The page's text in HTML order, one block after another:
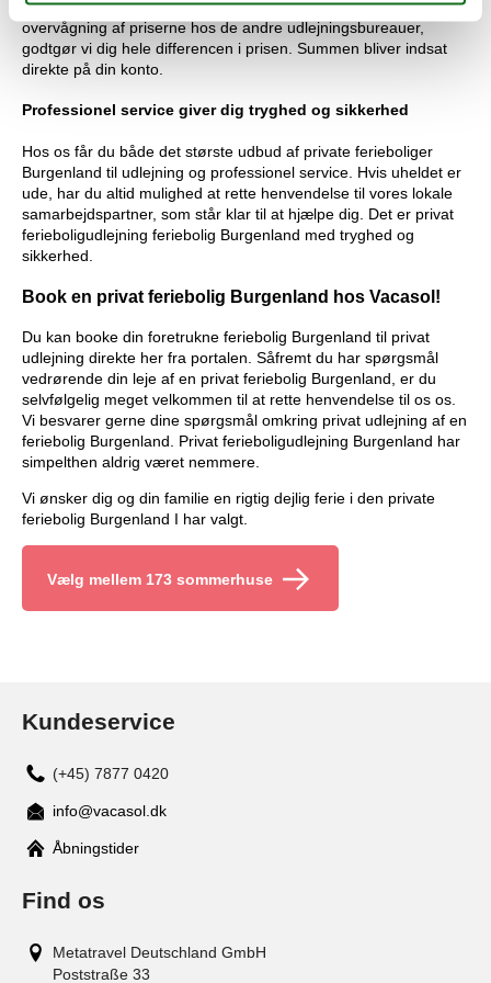
Skulle der mod alle forventninger alligevel ske en fejl i vores
overvågning af priserne hos de andre udlejningsbureauer,
godtgør vi dig hele differencen i prisen. Summen bliver indsat
direkte på din konto.
Professionel service giver dig tryghed og sikkerhed
Hos os får du både det største udbud af private ferieboliger
Burgenland til udlejning og professionel service. Hvis uheldet er
ude, har du altid mulighed at rette henvendelse til vores lokale
samarbejdspartner, som står klar til at hjælpe dig. Det er privat
ferieboligudlejning feriebolig Burgenland med tryghed og
sikkerhed.
Book en privat feriebolig Burgenland hos Vacasol!
Du kan booke din foretrukne feriebolig Burgenland til privat
udlejning direkte her fra portalen. Såfremt du har spørgsmål
vedrørende din leje af en privat feriebolig Burgenland, er du
selvfølgelig meget velkommen til at rette henvendelse til os os.
Vi besvarer gerne dine spørgsmål omkring privat udlejning af en
feriebolig Burgenland. Privat ferieboligudlejning Burgenland har
simpelthen aldrig været nemmere.
Vi ønsker dig og din familie en rigtig dejlig ferie i den private
feriebolig Burgenland I har valgt.
Vælg mellem 173 sommerhuse
Kundeservice
(+45) 7877 0420
info@vacasol.dk
Åbningstider
Find os
Metatravel Deutschland GmbH
Poststraße 33